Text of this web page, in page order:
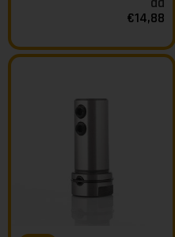
€14,88